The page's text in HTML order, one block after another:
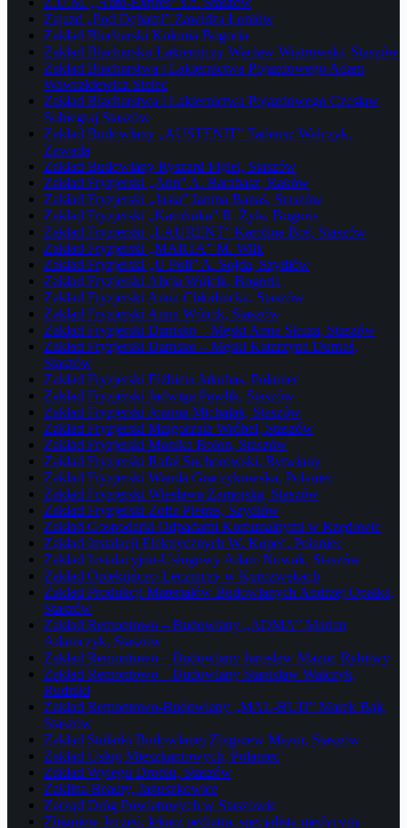
Zajazd „Pod Dębami” Zawidza Łoniów
Zakład Blacharski Kolonia Bogoria
Zakład Blacharsko-Lakierniczy Wacław Wiatrowski, Staszów
Zakład Blacharstwa i Lakiernictwa Pojazdowego Adam
Wawrzkiewicz Sielec
Zakład Blacharstwa i Lakiernictwa Pojazdowego Czesław
Sobiegraj Staszów
Zakład Budowlany „AUSTENIT” Tadeusz Walczyk,
Zawada
Zakład Budowlany Ryszard Figiel, Staszów
Zakład Fryzjerski „Ann” A. Barabasz, Raków
Zakład Fryzjerski „Jasia” Janina Banaś, Staszów
Zakład Fryzjerski „Karolinka” R. Żyła, Bogoria
Zakład Fryzjerski „LAURENT” Karolina Boś, Staszów
Zakład Fryzjerski „MARTA” M. Wilk
Zakład Fryzjerski „U Poli” A. Sojda, Szydłów
Zakład Fryzjerski Alicja Wójcik, Bogoria
Zakład Fryzjerski Anna Chłodnicka, Staszów
Zakład Fryzjerski Anna Wójcik, Staszów
Zakład Fryzjerski Damsko – Męski Anna Skuza, Staszów
Zakład Fryzjerski Damsko – Męski Katarzyna Durnaś,
Staszów
Zakład Fryzjerski Elżbieta Jakubas, Połaniec
Zakład Fryzjerski Jadwiga Pawlik, Staszów
Zakład Fryzjerski Joanna Michalak, Staszów
Zakład Fryzjerski Małgorzata Wróbel, Staszów
Zakład Fryzjerski Monika Bolon, Staszów
Zakład Fryzjerski Rafał Suchorowski, Rytwiany
Zakład Fryzjerski Wanda Graczykowska, Połaniec
Zakład Fryzjerski Wiesława Zamojska, Staszów
Zakład Fryzjerski Zofia Pietras, Szydłów
Zakład Gospodarki Odpadami Komunalnymi w Rzędowie
Zakład Instalacji Elektrycznych W. Kopeć, Połaniec
Zakład Instalacyjno-Usługowy Adam Nowak, Staszów
Zakład Opiekuńczo-Leczniczy w Kurozwękach
Zakład Produkcji Materiałów Budowlanych Andrzej Opałka,
Staszów
Zakład Remontowo – Budowlany „ADMA” Marian
Adamczyk, Staszów
Zakład Remontowo – Budowlany Jarosław Mazur, Rybitwy
Zakład Remontowo – Budowlany Stanisław Walczyk,
Rudniki
Zakład Remontowo-Budowlany „MAL-BUD” Marek Bąk,
Staszów
Zakład Stolarki Budowlanej Zbigniew Mazur, Staszów
Zakład Usług Mieszkaniowych, Połaniec
Zakład Wylęgu Drobiu, Staszów
Żaklina Beauty, Januszkowice
Zarząd Dróg Powiatowych w Staszowie
Zbigniew Jeczeń, lekarz pediatra, specjalista medycyny